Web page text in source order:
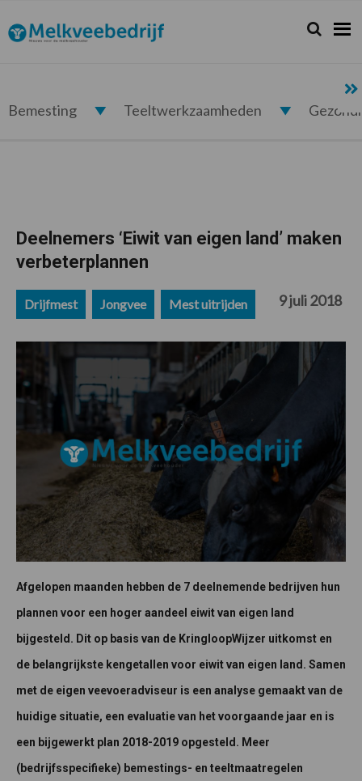
de
hoofdnavigatie
de
hoofd
de
eerste
de
voettekst
Melkveebedrijf.nl Zoeken...
Zoek
Bemesting Teeltwerkzaamheden
Deelnemers ‘Eiwit van eigen land’ maken
verbeterplannen
Drijfmest Jongvee Mest uitrijden 9 juli 2018
Afgelopen maanden hebben de 7 deelnemende bedrijven hun
plannen voor een hoger aandeel eiwit van eigen land
bijgesteld. Dit op basis van de KringloopWijzer uitkomst en
de belangrijkste kengetallen voor eiwit van eigen land. Samen
met de eigen veevoeradviseur is een analyse gemaakt van de
huidige situatie, een evaluatie van het voorgaande jaar en is
een bijgewerkt plan 2018-2019 opgesteld. Meer
(bedrijfsspecifieke) bemestings- en teeltmaatregelen